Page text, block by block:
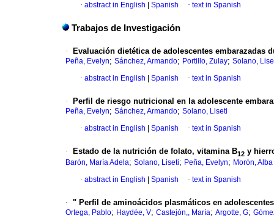
· abstract in English Spanish · text in Spanish
Trabajos de Investigación
· Evaluación dietética de adolescentes embarazadas
Peña, Evelyn; Sánchez, Armando; Portillo, Zulay; Solano,
· abstract in English Spanish · text in Spanish
· Perfil de riesgo nutricional en la adolescente
Peña, Evelyn; Sánchez, Armando; Solano, Liseti
· abstract in English Spanish · text in Spanish
· Estado de la nutrición de folato, vitamina B12 y
Barón, María Adela; Solano, Liseti; Peña, Evelyn; Morón, Alba
· abstract in English Spanish · text in Spanish
· " Perfil de aminoácidos plasmáticos en
Ortega, Pablo; Haydée, V; Castejón,, María; Argotte, G;